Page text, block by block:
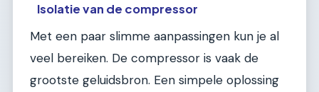
Isolatie van de compressor
Met een paar slimme aanpassingen kun je al
veel bereiken. De compressor is vaak de
grootste geluidsbron. Een simpele oplossing